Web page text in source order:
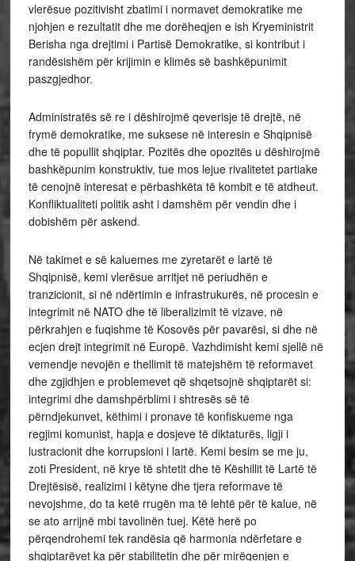
vlerësue pozitivisht zbatimi i normavet demokratike me
njohjen e rezultatit dhe me dorëheqjen e ish Kryeministrit
Berisha nga drejtimi i Partisë Demokratike, si kontribut i
randësishëm për krijimin e klimës së bashkëpunimit
paszgjedhor.
Administratës së re i dëshirojmë qeverisje të drejtë, në
frymë demokratike, me suksese në interesin e Shqipnisë
dhe të popullit shqiptar. Pozitës dhe opozitës u dëshirojmë
bashkëpunim konstruktiv, tue mos lejue rivalitetet partiake
të cenojnë interesat e përbashkëta të kombit e të atdheut.
Konfliktualiteti politik asht i damshëm për vendin dhe i
dobishëm për askend.
Në takimet e së kaluemes me zyretarët e lartë të
Shqipnisë, kemi vlerësue arritjet në periudhën e
tranzicionit, si në ndërtimin e infrastrukurës, në procesin e
integrimit në NATO dhe të liberalizimit të vizave, në
përkrahjen e fuqishme të Kosovës për pavarësi, si dhe në
ecjen drejt integrimit në Europë. Vazhdimisht kemi sjellë në
vemendje nevojën e thellimit të matejshëm të reformavet
dhe zgjidhjen e problemevet që shqetsojnë shqiptarët si:
integrimi dhe damshpërblimi i shtresës së të
përndjekunvet, këthimi i pronave të konfiskueme nga
regjimi komunist, hapja e dosjeve të diktaturës, ligji i
lustracionit dhe korrupsioni i lartë. Kemi besim se me ju,
zoti President, në krye të shtetit dhe të Këshillit të Lartë të
Drejtësisë, realizimi i këtyne dhe tjera reformave të
nevojshme, do ta ketë rrugën ma të lehtë për të kalue, në
se ato arrijnë mbi tavolinën tuej. Këtë herë po
përqendrohemi tek randësia që harmonia ndërfetare e
shqiptarëvet ka për stabilitetin dhe për mirëqenjen e